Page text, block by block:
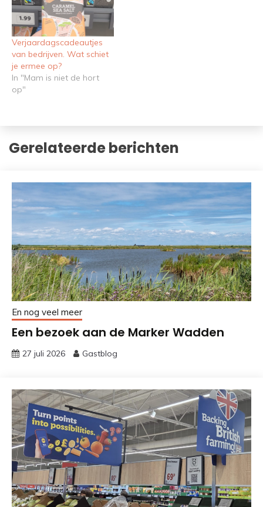
Verjaardagscadeautjes
van bedrijven. Wat schiet
je ermee op?
In "Mam is niet de hort
op"
Gerelateerde berichten
En nog veel meer
Een bezoek aan de Marker Wadden
27 juli 2026 Gastblog